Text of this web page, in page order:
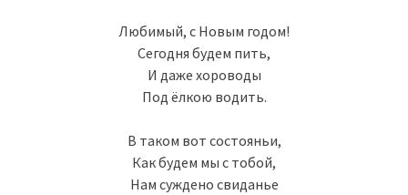
Любимый, с Новым годом!
Сегодня будем пить,
И даже хороводы
Под ёлкою водить.
В таком вот состояньи,
Как будем мы с тобой,
Нам суждено свиданье